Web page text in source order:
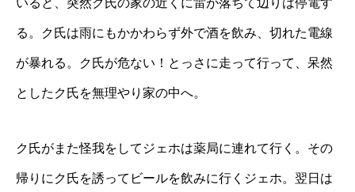
いると、突然ク氏の家の近くに雷が落ちて辺りは停電す
る。ク氏は雨にもかかわらず外で酒を飲み、切れた電線
が暴れる。ク氏が危ない！とっさに走って行って、呆然
としたク氏を無理やり家の中へ。
ク氏がまた怪我をしてジェホは薬局に連れて行く。その
帰りにク氏を誘ってビールを飲みに行くジェホ。翌日は